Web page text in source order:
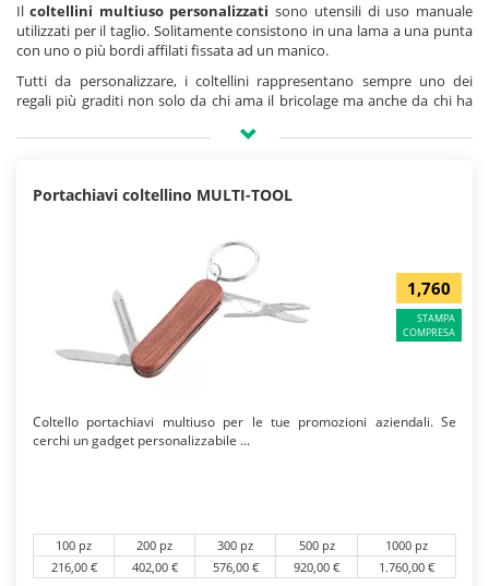
Il coltellini multiuso personalizzati sono utensili di uso manuale
utilizzati per il taglio. Solitamente consistono in una lama a una punta
con uno o più bordi affilati fissata ad un manico.
Tutti da personalizzare, i coltellini rappresentano sempre uno dei
regali più graditi non solo da chi ama il bricolage ma anche da chi ha
per lavoretti domestici. Sono perfetti da personalizzare con iltuo logo
ricorderà sempre di te. Ma sono ideali soprattutto per fare un
aziendale anche alle altre imprese, noi di Easygadget ti aiuteremo in
questo. Per completare la tua promozione potresti visionare anche i
portachiavi personalizzatiche spesso vengono acquistati
assieme a questo articolo promozionale, magari diversificando le
personalizzazioni sui diversi oggetti.
Portachiavi coltellino MULTI-TOOL
1,760
STAMPA
COMPRESA
Coltello portachiavi multiuso per le tue promozioni aziendali. Se
cerchi un gadget personalizzabile ...
100 pz 200 pz 300 pz 500 pz
1000 pz
216,00 €
402,00 € 576,00 € 920,00 € 1.760,00 €